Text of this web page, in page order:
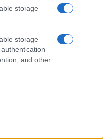
storage
storage
and other
data centers